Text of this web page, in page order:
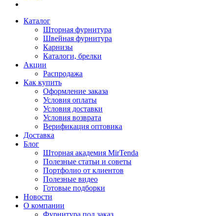
Каталог
Шторная фурнитура
Швейная фурнитура
Карнизы
Каталоги, брелки
Акции
Распродажа
Как купить
Оформление заказа
Условия оплаты
Условия доставки
Условия возврата
Верификация оптовика
Доставка
Блог
Шторная академия MirTenda
Полезные статьи и советы
Портфолио от клиентов
Полезные видео
Готовые подборки
Новости
О компании
Фурнитура под заказ